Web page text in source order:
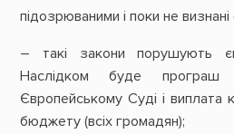
підозрюваними і поки не
– такі закони порушують
Наслідком буде
Європейському Суді і виплата
бюджету (всіх громадян);